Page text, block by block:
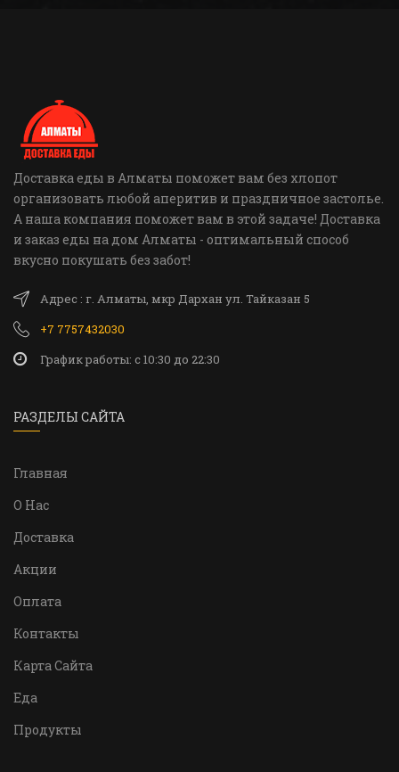
Доставка еды в Алматы поможет вам без хлопот
организовать любой аперитив и праздничное застолье.
А наша компания поможет вам в этой задаче! Доставка
и заказ еды на дом Алматы - оптимальный способ
вкусно покушать без забот!
Адрес : г. Алматы, мкр Дархан ул. Тайказан 5
+7 7757432030
График работы: c 10:30 до 22:30
РАЗДЕЛЫ САЙТА
Главная
О Нас
Доставка
Акции
Оплата
Контакты
Карта Сайта
Еда
Продукты